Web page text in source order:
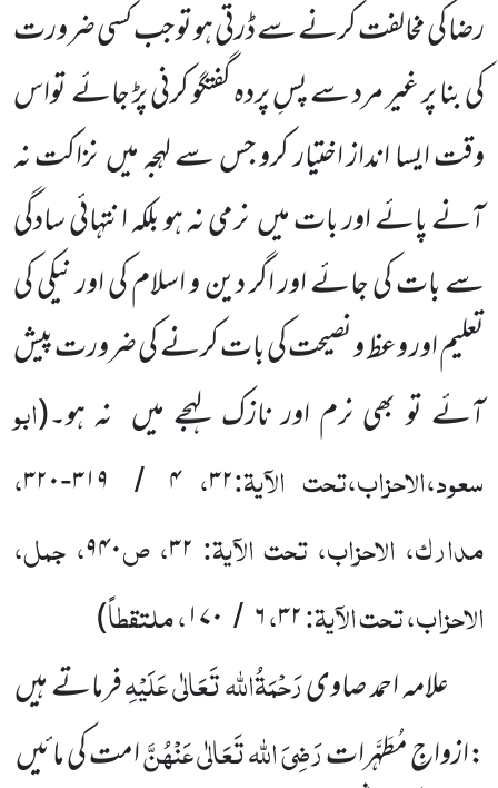
رضا کی مخالفت کرنے سے ڈرتی ہو تو جب کسی ضرورت
کی بنا پر غیر مرد سے پسِ پردہ گفتگو کرنی پڑ جائے تواس
وقت ایسا انداز اختیار کرو جس سے لہجہ میںنزاکت نہ
آنے پائے اور بات میںنرمی نہ ہو بلکہ انتہائی سادگی
سے بات کی جائے اور اگر دین و اسلام کی اور نیکی کی
تعلیم اور وعظ و نصیحت کی بات کرنے کی ضرورت پیش
آئے تو بھی نرم اور نازک لہجے میں نہ ہو۔(ابو
سعود،الاحزاب،تحت الآیۃ:۳۲،۴ / ۳۱۹-۳۲۰،
مدارک، الاحزاب، تحت الآیۃ: ۳۲، ص۹۴۰، جمل،
الاحزاب، تحت الآیۃ:۳۲،۶ / ۱۷۰، ملتقطاً)
علامہ احمد صاویرَحْمَۃُاللہ تَعَالٰی عَلَیْہِفرماتے ہیں
:ازواجِ مُطَہَّراترَضِیَ اللہ تَعَالٰی عَنْہُنَّامت کی مائیں